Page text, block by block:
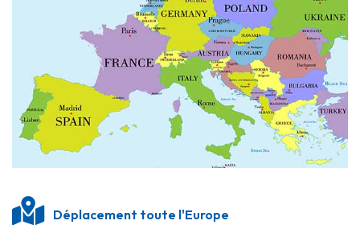
Déplacement toute l'Europe